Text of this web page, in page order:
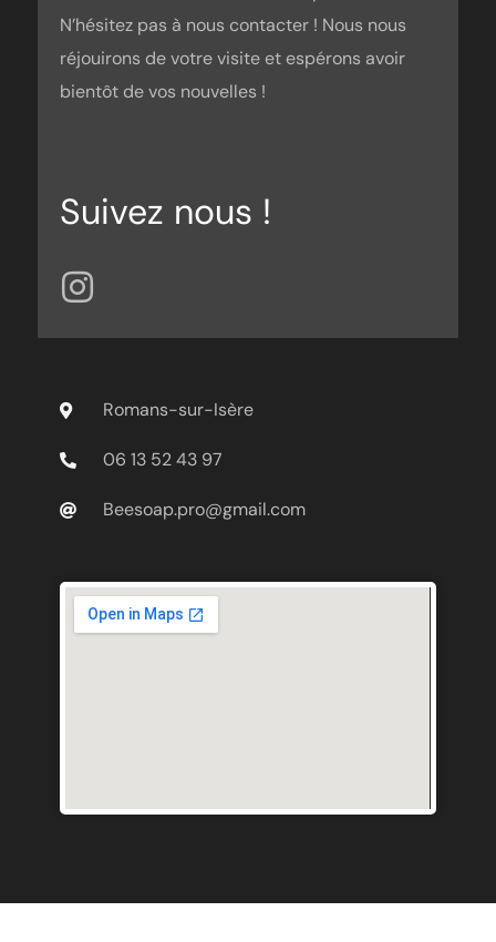
N’hésitez pas à nous contacter ! Nous nous
réjouirons de votre visite et espérons avoir
bientôt de vos nouvelles !
Suivez nous !
Romans-sur-Isère
06 13 52 43 97
Beesoap.pro@gmail.com